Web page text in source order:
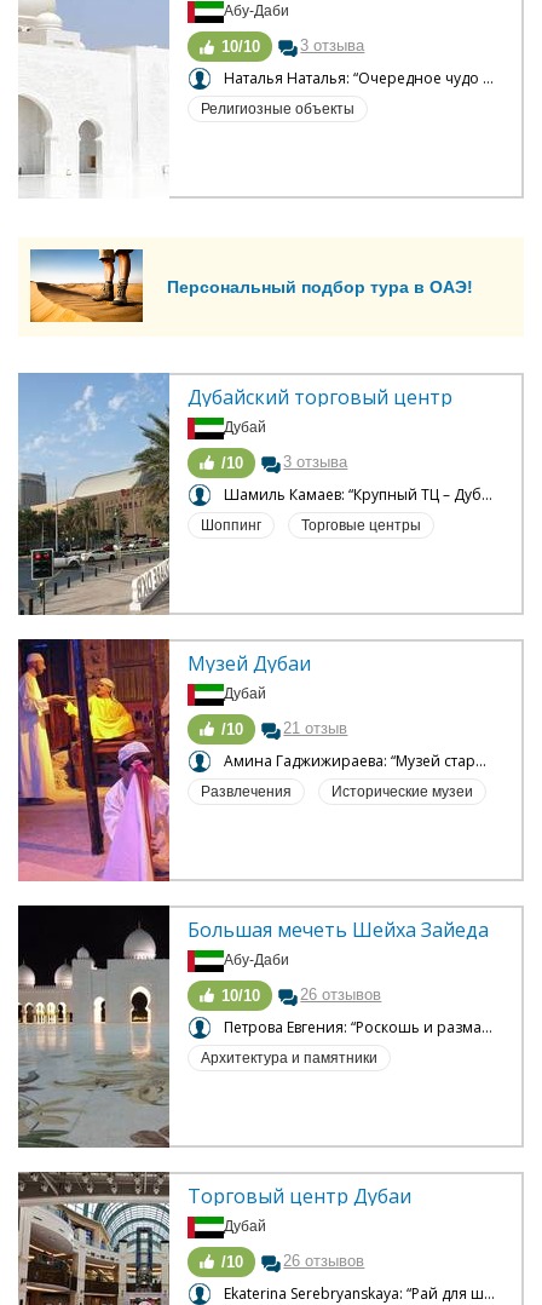
Абу-Даби
10/10 3 отзыва
Наталья Наталья: “Очередное чудо света”
Религиозные объекты
Персональный подбор тура в ОАЭ!
Дубайский торговый центр
Дубай
/10 3 отзыва
Шамиль Камаев: “Крупный ТЦ – Дубай”
Шоппинг Торговые центры
Музей Дубаи
Дубай
/10 21 отзыв
Амина Гаджижираева: “Музей старых артефактов в современном исполнении”
Развлечения Исторические музеи
Большая мечеть Шейха Зайеда
Абу-Даби
10/10 26 отзывов
Петрова Евгения: “Роскошь и размах по-арабски”
Архитектура и памятники
Торговый центр Дубаи
Дубай
/10 26 отзывов
Ekaterina Serebryanskaya: “Рай для шопоголика...”